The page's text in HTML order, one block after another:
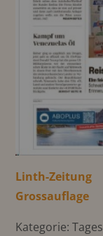
Linth-Zeitung
Grossauflage
Kategorie: